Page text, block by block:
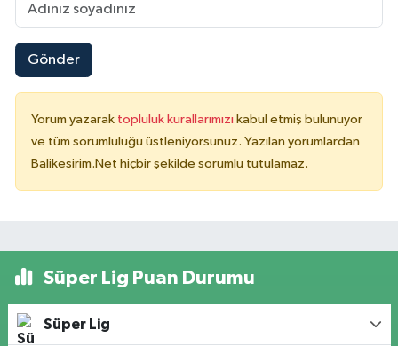
Gönder
Yorum yazarak topluluk kurallarımızı kabul etmiş bulunuyor
ve tüm sorumluluğu üstleniyorsunuz. Yazılan yorumlardan
Balikesirim.Net hiçbir şekilde sorumlu tutulamaz.
Süper Lig Puan Durumu
Süper Lig